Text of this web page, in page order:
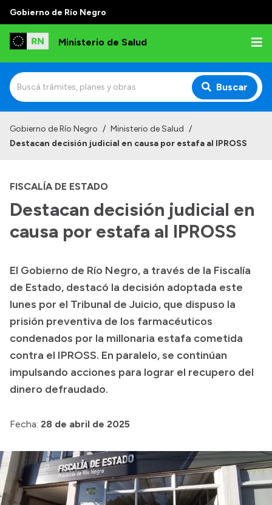
Gobierno de Río Negro
Ministerio de Salud
Buscar
Normativa y Funciones
Consejos locales
Transparencia
Boletín Oficial
Compras y licitaciones
Consulta de expedientes
Consulta de pago a proveedores
Convocatorias
Gobierno de Río Negro / Ministerio de Salud /
Destacan decisión judicial en causa por estafa al IPROSS
FISCALÍA DE ESTADO
Destacan decisión judicial en
causa por estafa al IPROSS
El Gobierno de Río Negro, a través de la Fiscalía
de Estado, destacó la decisión adoptada este
lunes por el Tribunal de Juicio, que dispuso la
prisión preventiva de los farmacéuticos
condenados por la millonaria estafa cometida
contra el IPROSS. En paralelo, se continúan
impulsando acciones para lograr el recupero del
dinero defraudado.
Fecha: 28 de abril de 2025